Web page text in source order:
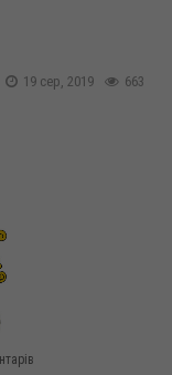
663
19 сер, 2019